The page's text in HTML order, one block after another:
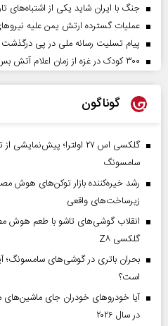
جنگ با ایران شاید یکی از اشتباه‌های
عملیات گسترده ارتش یمن علیه
پیام تسلیت رسانه ملی در پی درگذشت
۳۰۰ کودک در غزه از زمان اعلام آتش بس تا کنون کشته شدند
گوناگون
گلکسی اس ۲۷ اولترا؛
سامسونگ
زیرساخت‌های واقعی
انقلاب گوشی‌های تاشو‌ با طعم هوش
گلکسی Z۸
است؟
آیا خودروهای خودران جای
در سال ۲۰۲۶